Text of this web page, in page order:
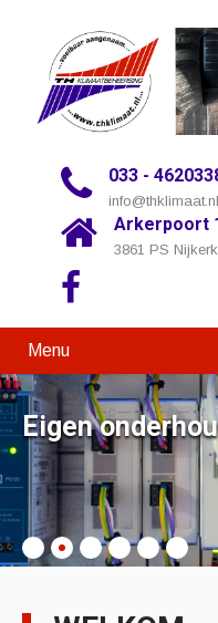
033 -
info@thklimaat.nl
Arkerpoort
3861 PS Nijkerk
Menu
Eigen